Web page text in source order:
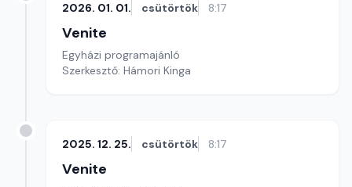
2026. 01. 01. csütörtök 8:17
Venite
Egyházi programajánló
Szerkesztő: Hámori Kinga
2025. 12. 25. csütörtök 8:17
Venite